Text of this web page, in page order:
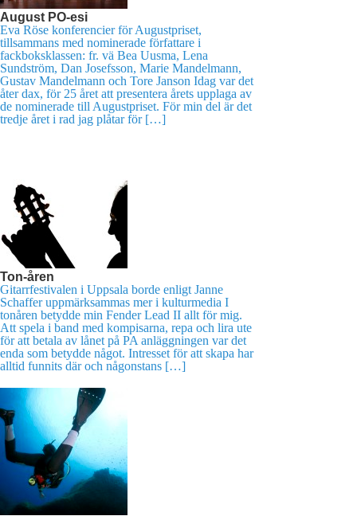
August PO-esi
Eva Röse konferencier för Augustpriset,
tillsammans med nominerade författare i
fackboksklassen: fr. vä Bea Uusma, Lena
Sundström, Dan Josefsson, Marie Mandelmann,
Gustav Mandelmann och Tore Janson Idag var det
åter dax, för 25 året att presentera årets upplaga av
de nominerade till Augustpriset. För min del är det
tredje året i rad jag plåtar för […]
Ton-åren
Gitarrfestivalen i Uppsala borde enligt Janne
Schaffer uppmärksammas mer i kulturmedia I
tonåren betydde min Fender Lead II allt för mig.
Att spela i band med kompisarna, repa och lira ute
för att betala av lånet på PA anläggningen var det
enda som betydde något. Intresset för att skapa har
alltid funnits där och någonstans […]